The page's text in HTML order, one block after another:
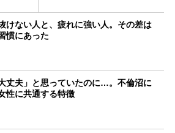
けない人と、疲れに強い人。その差は
慣にあった
大丈夫」と思っていたのに…。不倫沼に
性に共通する特徴